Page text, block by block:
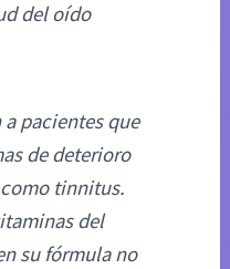
del oído
pacientes que
de deterioro
tinnitus.
del
su fórmula no